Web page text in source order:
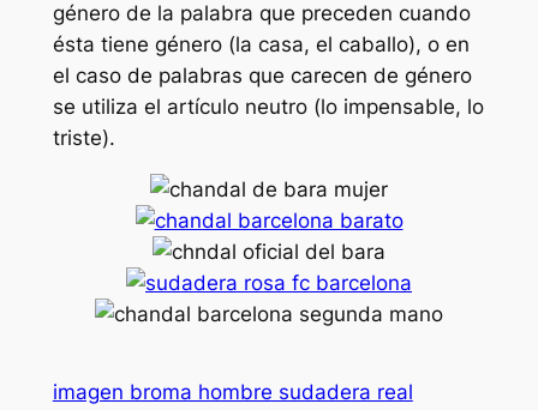
género de la palabra que preceden cuando
ésta tiene género (la casa, el caballo), o en
el caso de palabras que carecen de género
se utiliza el artículo neutro (lo impensable, lo
triste).
imagen broma hombre sudadera real